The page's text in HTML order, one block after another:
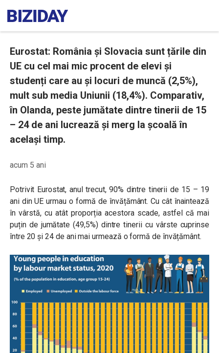
Eurostat: România și Slovacia sunt țările din
UE cu cel mai mic procent de elevi și
studenți care au și locuri de muncă (2,5%),
mult sub media Uniunii (18,4%). Comparativ,
în Olanda, peste jumătate dintre tinerii de 15
– 24 de ani lucrează și merg la școală în
același timp.
acum 5 ani
Potrivit Eurostat, anul trecut, 90% dintre tinerii de 15 – 19
ani din UE urmau o formă de învățământ. Cu cât înaintează
în vârstă, cu atât proporția acestora scade, astfel că mai
puțin de jumătate (49,5%) dintre tinerii cu vârste cuprinse
între 20 și 24 de ani mai urmează o formă de învățământ.